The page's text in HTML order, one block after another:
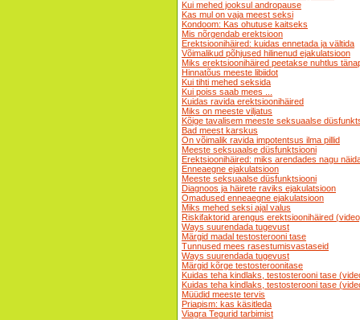
Kui mehed jooksul andropause
Kas mul on vaja meest seksi
Kondoom: Kas ohutuse kaitseks
Mis nõrgendab erektsioon
Erektsioonihäired: kuidas ennetada ja vältida
Võimalikud põhjused hilinenud ejakulatsioon
Miks erektsioonihäired peetakse nuhtlus
Hinnatõus meeste libiidot
Kui tihti mehed seksida
Kui poiss saab mees ...
Kuidas ravida erektsioonihäired
Miks on meeste viljatus
Kõige tavalisem meeste seksuaalse
Bad meest karskus
On võimalik ravida impotentsus ilma pillid
Meeste seksuaalse düsfunktsiooni
Erektsioonihäired: miks arendades nagu
Enneaegne ejakulatsioon
Meeste seksuaalse düsfunktsiooni
Diagnoos ja häirete raviks ejakulatsioon
Omadused enneaegne ejakulatsioon
Miks mehed seksi ajal valus
Riskifaktorid arengus erektsioonihäired
Ways suurendada tugevust
Märgid madal testosterooni tase
Tunnused mees rasestumisvastaseid
Ways suurendada tugevust
Märgid kõrge testosteroonitase
Kuidas teha kindlaks, testosterooni tase
Kuidas teha kindlaks, testosterooni tase
Müüdid meeste tervis
Priapism: kas käsitleda
Viagra Tegurid tarbimist